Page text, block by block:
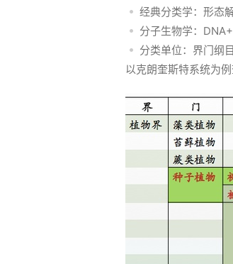
经典分类学：形态
分子生物学：
分类单位：界门纲
以克朗奎斯特系统为